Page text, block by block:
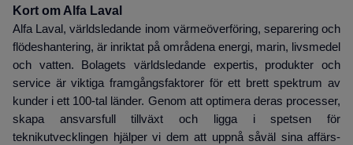
Kort om Alfa Laval
Alfa Laval, världsledande inom värmeöverföring, separering och
flödeshantering, är inriktat på områdena energi, marin, livsmedel
och vatten. Bolagets världsledande expertis, produkter och
service är viktiga framgångsfaktorer för ett brett spektrum av
kunder i ett 100-tal länder. Genom att optimera deras processer,
skapa ansvarsfull tillväxt och ligga i spetsen för
teknikutvecklingen hjälper vi dem att uppnå såväl sina affärs-